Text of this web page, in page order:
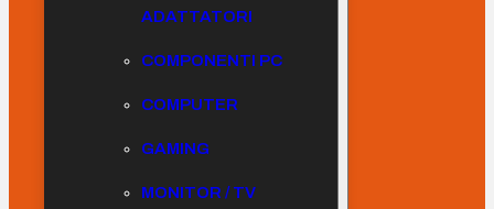
ADATTATORI
COMPONENTI PC
COMPUTER
GAMING
MONITOR / TV